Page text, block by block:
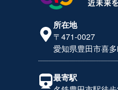
所在地
〒471-0027
愛知県豊田市喜
最寄駅